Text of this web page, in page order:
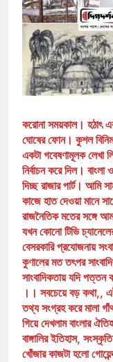
করোনা সময়কাল। হঠাৎ
ঘোষের ফোন। কুশল
একটা গবেষণামূলক লেখা
নির্বাচন করে দিল।
দিচ্ছ রাজার পার্ট। আমি
কাজে হাত দেওয়া মানে
রাজনৈতিক মতের সঙ্গে
যখন কোনো টিভি
বেসরকারি প্রযোজনায়
কুণালের মত তৎপর
সাংবাদিকতায় যদি পত্তন
।। সবচেয়ে বড় কথা,,
তথ্য সংগ্রহ করে মালা
গিয়ে দেখলাম বাংলার
বাঙ্গালির ইতিহাস,
খোঁজার কাজটা হলো